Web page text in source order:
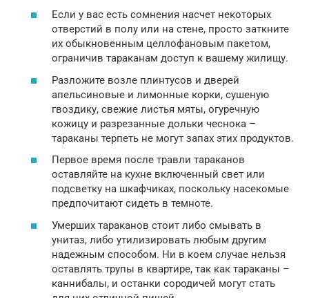
Если у вас есть сомнения насчет некоторых
отверстий в полу или на стене, просто заткните
их обыкновенным целлофановым пакетом,
ограничив тараканам доступ к вашему жилищу.
Разложите возле плинтусов и дверей
апельсиновые и лимонные корки, сушеную
гвоздику, свежие листья мяты, огуречную
кожицу и разрезанные дольки чеснока –
тараканы терпеть не могут запах этих продуктов.
Первое время после травли тараканов
оставляйте на кухне включенный свет или
подсветку на шкафчиках, поскольку насекомые
предпочитают сидеть в темноте.
Умерших тараканов стоит либо смывать в
унитаз, либо утилизировать любым другим
надежным способом. Ни в коем случае нельзя
оставлять трупы в квартире, так как тараканы –
каннибалы, и останки сородичей могут стать